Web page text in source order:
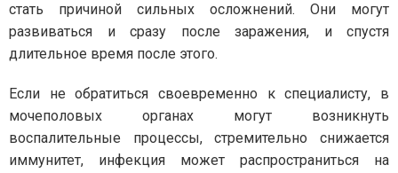
стать причиной сильных осложнений. Они могут
развиваться и сразу после заражения, и спустя
длительное время после этого.
Если не обратиться своевременно к специалисту, в
мочеполовых органах могут возникнуть
воспалительные процессы, стремительно снижается
иммунитет, инфекция может распространиться на